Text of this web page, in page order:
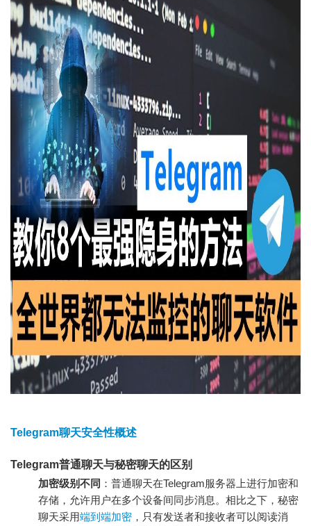
Telegram聊天安全性概述
Telegram普通聊天与秘密聊天的区别
加密级别不同 ：普通聊天在Telegram服务器上进行加密和
存储，允许用户在多个设备间同步消息。相比之下，秘密
聊天采用端到端加密 ，只有发送者和接收者可以阅读消